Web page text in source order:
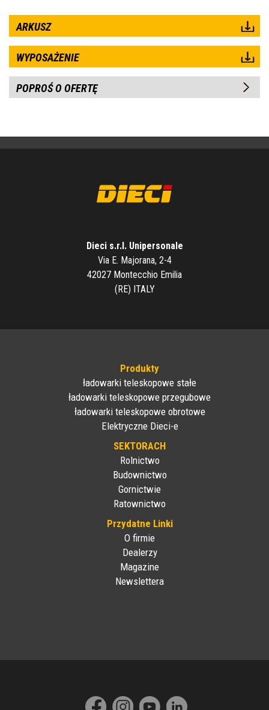
ARKUSZ
WYPOSAŻENIE
POPROŚ O OFERTĘ
Dieci s.r.l. Unipersonale
Via E. Majorana, 2-4
42027 Montecchio Emilia
(RE) ITALY
Produkty
ładowarki teleskopowe stałe
ładowarki teleskopowe przegubowe
ładowarki teleskopowe obrotowe
Elektryczne Dieci-e
SEKTORACH
Rolnictwo
Budownictwo
Gornictwie
Ratownictwo
Przydatne Linki
O firmie
Dealerzy
Magazine
Newslettera